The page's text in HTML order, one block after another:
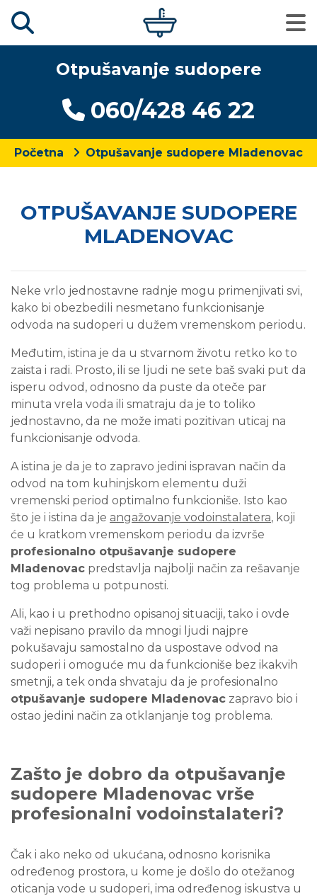
Otpušavanje sudopere
060/428 46 22
Početna Otpušavanje sudopere Mladenovac
OTPUŠAVANJE SUDOPERE
MLADENOVAC
Neke vrlo jednostavne radnje mogu primenjivati svi,
kako bi obezbedili nesmetano funkcionisanje
odvoda na sudoperi u dužem vremenskom periodu.
Međutim, istina je da u stvarnom životu retko ko to
zaista i radi. Prosto, ili se ljudi ne sete baš svaki put da
isperu odvod, odnosno da puste da oteče par
minuta vrela voda ili smatraju da je to toliko
jednostavno, da ne može imati pozitivan uticaj na
funkcionisanje odvoda.
A istina je da je to zapravo jedini ispravan način da
odvod na tom kuhinjskom elementu duži
vremenski period optimalno funkcioniše. Isto kao
što je i istina da je angažovanje vodoinstalatera, koji
će u kratkom vremenskom periodu da izvrše
profesionalno otpušavanje sudopere
Mladenovac predstavlja najbolji način za rešavanje
tog problema u potpunosti.
Ali, kao i u prethodno opisanoj situaciji, tako i ovde
važi nepisano pravilo da mnogi ljudi najpre
pokušavaju samostalno da uspostave odvod na
sudoperi i omoguće mu da funkcioniše bez ikakvih
smetnji, a tek onda shvataju da je profesionalno
otpušavanje sudopere Mladenovac zapravo bio i
ostao jedini način za otklanjanje tog problema.
Zašto je dobro da otpušavanje
sudopere Mladenovac vrše
profesionalni vodoinstalateri?
Čak i ako neko od ukućana, odnosno korisnika
određenog prostora, u kome je došlo do otežanog
oticanja vode u sudoperi, ima određenog iskustva u